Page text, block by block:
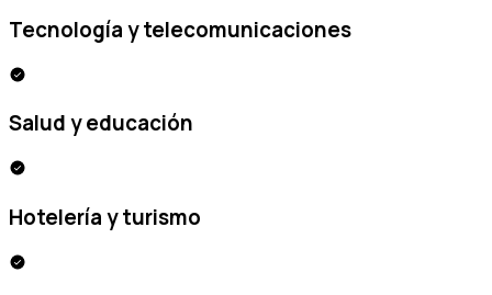
Tecnología y telecomunicaciones
Salud y educación
Hotelería y turismo